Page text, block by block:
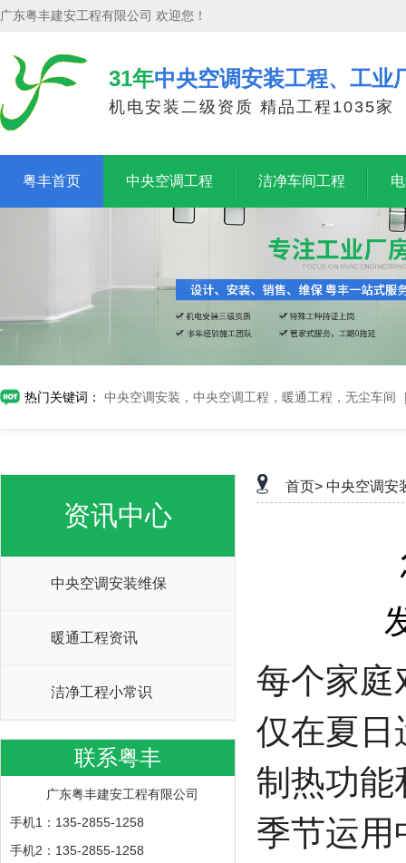
广东粤丰建安工程有限公司 欢迎您！
31年中央空调安装工程、工业
机电安装二级资质 精品工程1035家
粤丰首页 中央空调工程 洁净车间工程
热门关键词： 中央空调安装，中央空调工程，暖通工程，无尘车间
资讯中心
中央空调安装维保
暖通工程资讯
洁净工程小常识
联系粤丰
广东粤丰建安工程有限公司
手机1：135-2855-1258
手机2：135-2855-1258
首页> 中央空调安
每个家庭
仅在夏日
制热功能
季节运用